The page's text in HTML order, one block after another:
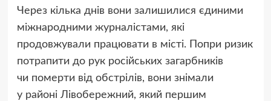
Через кілька днів вони залишилися єдиними
міжнародними журналістами, які
продовжували працювати в місті. Попри ризик
потрапити до рук російських загарбників
чи померти від обстрілів, вони знімали
у районі Лівобережний, який першим